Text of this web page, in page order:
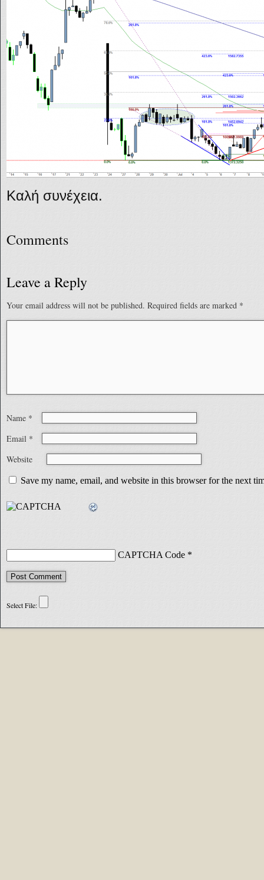
Καλή συνέχεια.
Comments
Leave a Reply
Your email address will not be published. Required fields are marked *
Name *
Email *
Website
Save my name, email, and website in this browser for the next
CAPTCHA Code *